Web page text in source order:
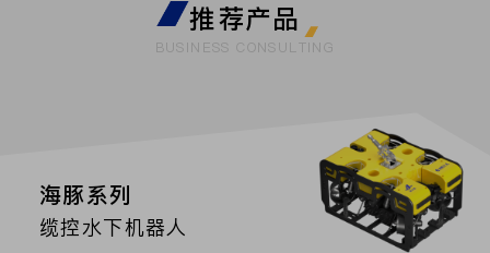
推荐产品
BUSINESS CONSULTING
海豚系列
缆控水下机器人